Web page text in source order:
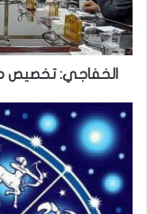
زراعة
ذي
قار
الخفاجي: تخصيص
ابراج
الاثنين
الاول
في